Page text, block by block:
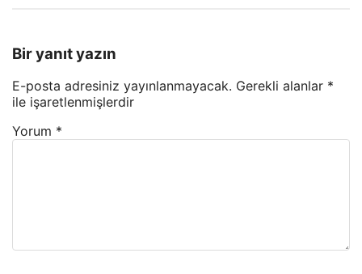
Bir yanıt yazın
E-posta adresiniz yayınlanmayacak. Gerekli alanlar *
ile işaretlenmişlerdir
Yorum *